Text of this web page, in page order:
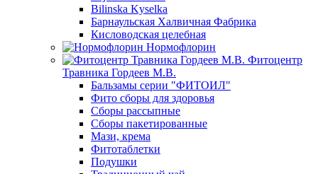
Bilinska Kyselka
Барнаульская Халвичная Фабрика
Кисловодская целебная
Нормофлорин
Фитоцентр
Травника Гордеев М.В.
Бальзамы серии "ФИТОИЛ"
Фито сборы для здоровья
Сборы рассыпные
Сборы пакетированные
Мази, крема
Фитотаблетки
Подушки